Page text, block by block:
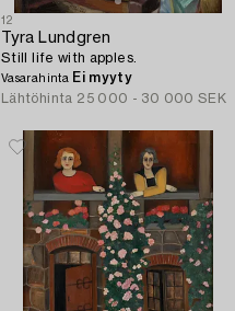
12
Tyra Lundgren
Still life with apples.
Vasarahinta Ei myyty
Lähtöhinta 25 000 - 30 000 SEK